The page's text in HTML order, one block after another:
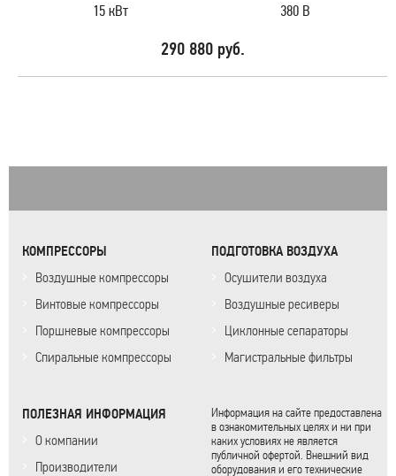
15 кВт 380 В
290 880 руб.
КОМПРЕССОРЫ
Воздушные компрессоры
Винтовые компрессоры
Поршневые компрессоры
Спиральные компрессоры
ПОДГОТОВКА ВОЗДУХА
Осушители воздуха
Воздушные ресиверы
Циклонные сепараторы
Магистральные фильтры
ПОЛЕЗНАЯ ИНФОРМАЦИЯ
О компании
Производители
Информация на сайте предоставлена
в ознакомительных целях и ни при
каких условиях не является
публичной офертой. Внешний вид
оборудования и его технические